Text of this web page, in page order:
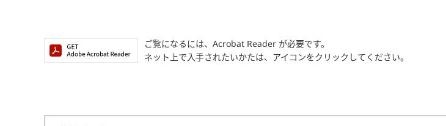
ご覧になるには、Acrobat Reader が必要です。
ネット上で入手されたいかたは、アイコンをクリックしてください。